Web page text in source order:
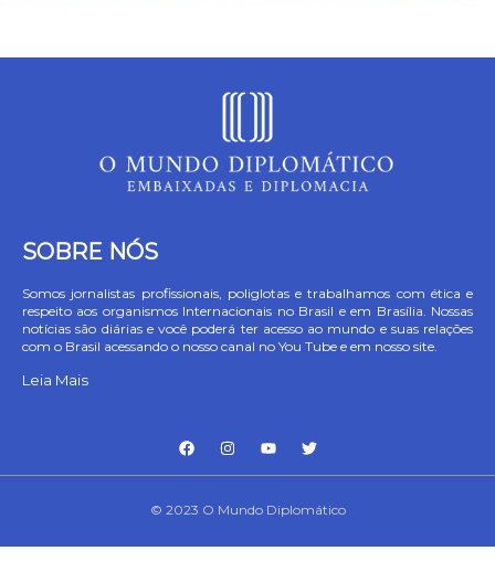
SOBRE NÓS
Somos jornalistas profissionais, poliglotas e trabalhamos com ética e
respeito aos organismos Internacionais no Brasil e em Brasília. Nossas
notícias são diárias e você poderá ter acesso ao mundo e suas relações
com o Brasil acessando o nosso canal no You Tube e em nosso site.
Leia Mais
© 2023 O Mundo Diplomático